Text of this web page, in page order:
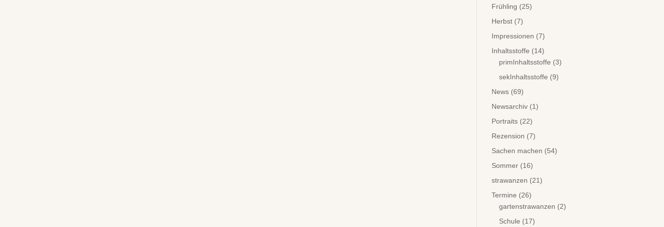
Frühling (25)
Herbst(7)
Impressionen (7)
Inhaltsstoffe (14)
primInhaltsstoffe (3)
sekInhaltsstoffe (9)
News(69)
Newsarchiv(1)
Portraits(22)
Rezension (7)
Sachen machen (54)
Sommer(16)
strawanzen (21)
Termine (26)
gartenstrawanzen (2)
Schule (17)